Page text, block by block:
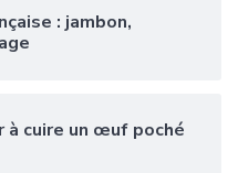
: jambon,
à cuire un œuf poché